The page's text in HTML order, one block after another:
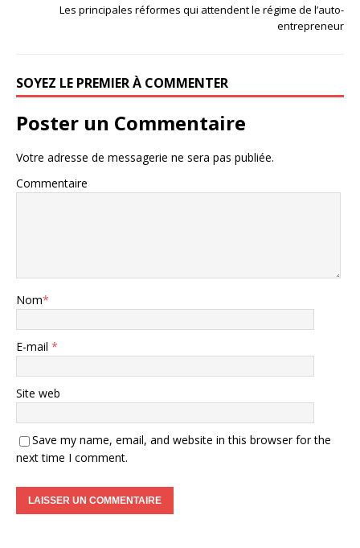
Les principales réformes qui attendent le régime de l’auto-
entrepreneur
SOYEZ LE PREMIER À COMMENTER
Poster un Commentaire
Votre adresse de messagerie ne sera pas publiée.
Commentaire
Nom*
E-mail *
Site web
Save my name, email, and website in this browser for the
next time I comment.